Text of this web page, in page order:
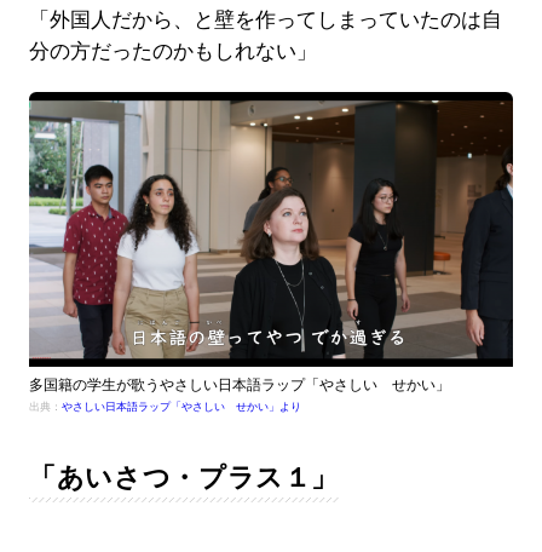
「外国人だから、と壁を作ってしまっていたのは自
分の方だったのかもしれない」
多国籍の学生が歌うやさしい日本語ラップ「やさしい せかい」
出典： やさしい日本語ラップ「やさしい せかい」より
「あいさつ・プラス１」